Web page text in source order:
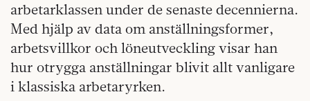
arbetarklassen under de senaste decennierna.
Med hjälp av data om anställningsformer,
arbetsvillkor och löneutveckling visar han
hur otrygga anställningar blivit allt vanligare
i klassiska arbetaryrken.